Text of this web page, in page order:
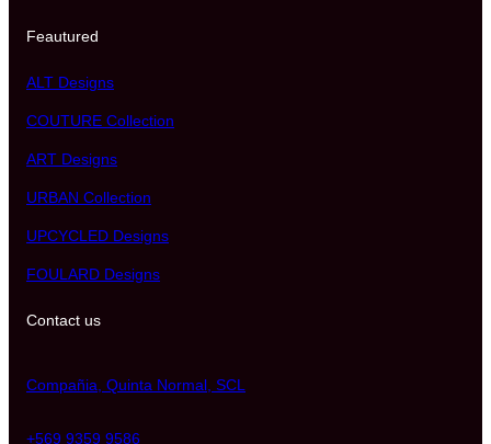
Feautured
ALT Designs
COUTURE Collection
ART Designs
URBAN Collection
UPCYCLED Designs
FOULARD Designs
Contact us
Compañia, Quinta Normal, SCL
+569 9359 9586